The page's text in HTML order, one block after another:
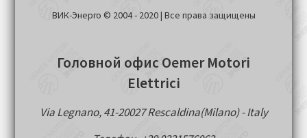
ВИК-Энерго © 2004 - 2020 | Все права защищены
Головной офис Oemer Motori
Elettrici
Via Legnano, 41-20027 Rescaldina(Milano) - Italy